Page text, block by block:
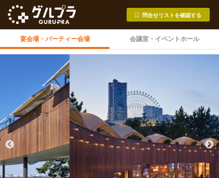
問合せリストを確認する
宴会場・ パーティー会場 会議室・ イベントホール